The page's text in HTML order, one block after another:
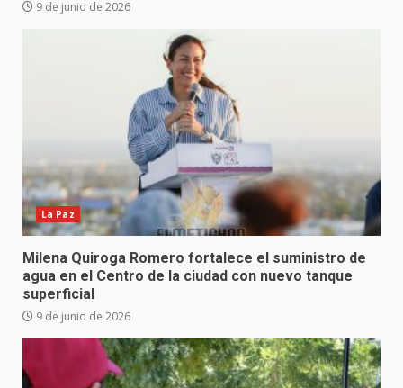
9 de junio de 2026
La Paz
Milena Quiroga Romero fortalece el suministro de
agua en el Centro de la ciudad con nuevo tanque
superficial
9 de junio de 2026